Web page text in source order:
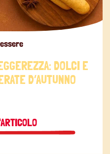
DOLCI E
D’AUTUNNO